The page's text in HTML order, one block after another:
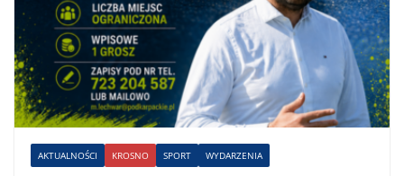
AKTUALNOŚCI KROSNO SPORT WYDARZENIA